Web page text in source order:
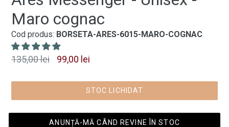
Maro cognac
Cod produs: BORSETA-ARES-6015-MARO-COGNAC
Preț
135,00 lei 99,00 lei
STOC LICHIDAT
ANUNȚĂ-MĂ CÂND REVINE ÎN STOC